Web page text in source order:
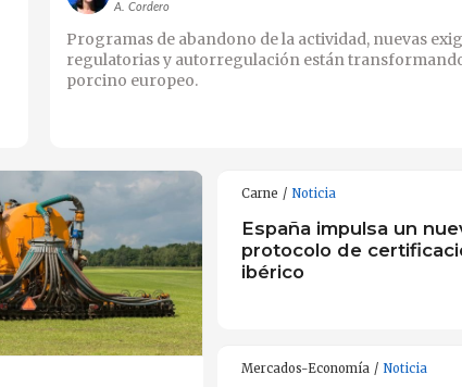
A. Cordero
Programas de abandono de la actividad, nuevas
regulatorias y autorregulación están
porcino europeo.
Carne Noticia
España impulsa un
protocolo de
ibérico
Mercados-Economía Noticia